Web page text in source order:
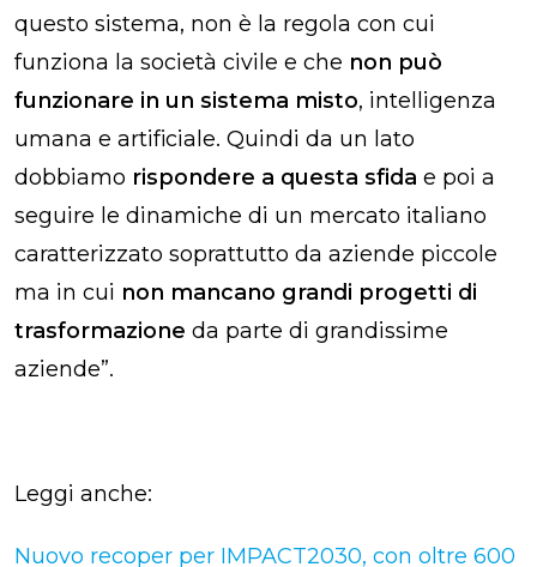
questo sistema, non è la regola con cui
funziona la società civile e che non può
funzionare in un sistema misto, intelligenza
umana e artificiale. Quindi da un lato
dobbiamo rispondere a questa sfida e poi a
seguire le dinamiche di un mercato italiano
caratterizzato soprattutto da aziende piccole
ma in cui non mancano grandi progetti di
trasformazione da parte di grandissime
aziende”.
Leggi anche:
Nuovo recoper per IMPACT2030, con oltre 600